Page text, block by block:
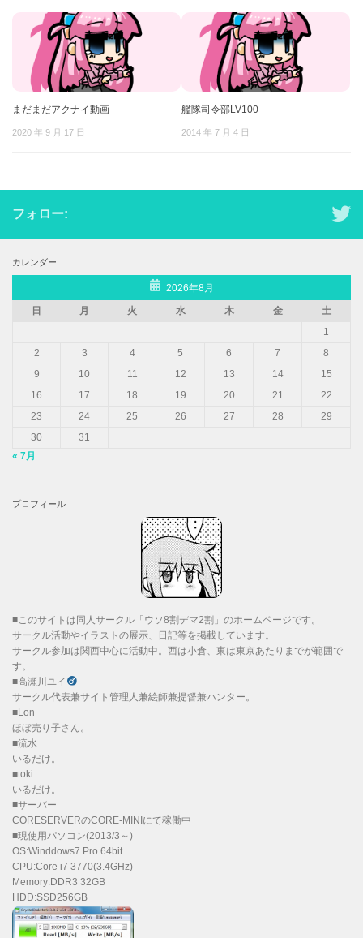
まだまだアクナイ動画
2020 年 9 月 17 日
艦隊司令部LV100
2014 年 7 月 4 日
フォロー:
カレンダー
2026年8月
日
月 火 水 木 金
土
1
2
3 4 5 6 7
8
9
10 11 12 13 14
15
16
17 18 19 20 21
22
23
24 25 26 27 28
29
30
31
« 7月
プロフィール
■このサイトは同人サークル「ウソ8割デマ2割」のホームページです。
サークル活動やイラストの展示、日記等を掲載しています。
サークル参加は関西中心に活動中。西は小倉、東は東京あたりまでが範囲で
す。
■高瀬川ユイ
サークル代表兼サイト管理人兼絵師兼提督兼ハンター。
■Lon
ほぼ売り子さん。
■流水
いるだけ。
■toki
いるだけ。
■サーバー
CORESERVERのCORE-MINIにて稼働中
■現使用パソコン(2013/3～)
OS:Winddows7 Pro 64bit
CPU:Core i7 3770(3.4GHz)
Memory:DDR3 32GB
HDD:SSD256GB